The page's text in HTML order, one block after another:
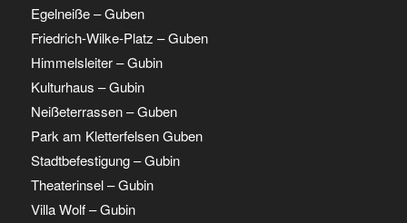
Egelneiße – Guben
Friedrich-Wilke-Platz – Guben
Himmelsleiter – Gubin
Kulturhaus – Gubin
Neißeterrassen – Guben
Park am Kletterfelsen Guben
Stadtbefestigung – Gubin
Theaterinsel – Gubin
Villa Wolf – Gubin